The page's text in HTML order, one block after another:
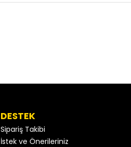
DESTEK
Sipariş Takibi
İstek ve Önerileriniz